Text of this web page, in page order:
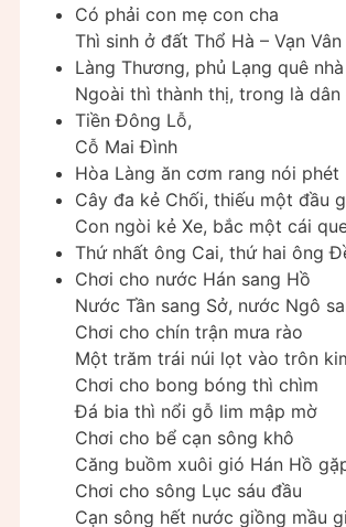
Có phải con mẹ con cha
Thì sinh ở đất Thổ Hà – Vạn Vân
Làng Thương, phủ Lạng quê nhà
Ngoài thì thành thị, trong là dân
Tiền Đông Lỗ,
Cỗ Mai Đình
Hòa Làng ăn cơm rang nói phét
Cây đa kẻ Chối, thiếu một đầu
Con ngòi kẻ Xe, bắc một cái
Thứ nhất ông Cai, thứ hai ông
Chơi cho nước Hán sang Hồ
Nước Tần sang Sở, nước Ngô
Chơi cho chín trận mưa rào
Một trăm trái núi lọt vào trôn
Chơi cho bong bóng thì chìm
Đá bia thì nổi gỗ lim mập mờ
Chơi cho bể cạn sông khô
Căng buồm xuôi gió Hán Hồ
Chơi cho sông Lục sáu đầu
Cạn sông hết nước giồng mầu